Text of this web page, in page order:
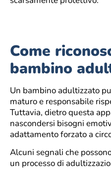
Come
bambino
Un bambino adultizzato
maturo e responsabile
Tuttavia, dietro questa
nascondersi bisogni
adattamento forzato a
Alcuni segnali che
un processo di